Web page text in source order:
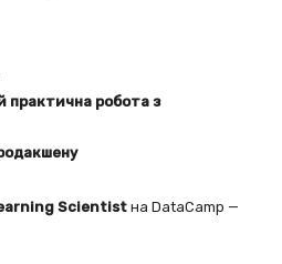
практична робота з
Scientistна DataCamp —